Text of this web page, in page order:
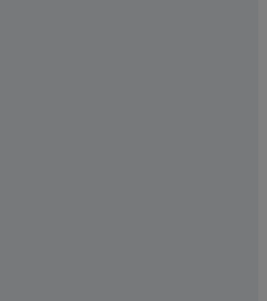
de Gran Canaria
de Gran Canaria
de Gran Canaria
Palmas de Gran Canaria